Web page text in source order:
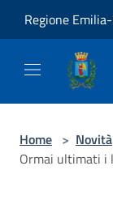
Regione
Home > Novità
Ormai ultimati i